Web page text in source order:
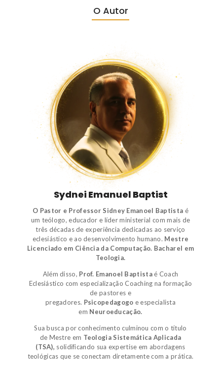
O Autor
Sydnei Emanuel Baptist
O Pastor e Professor Sidney Emanoel Baptista é
um teólogo, educador e líder ministerial com mais de
três décadas de experiência dedicadas ao serviço
eclesiástico e ao desenvolvimento humano. Mestre
Licenciado em Ciência da Computação. Bacharel em
Teologia.
Além disso, Prof. Emanoel Baptistaé Coach
Eclesiástico com especialização Coaching na formação
de pastores e
pregadores. Psicopedagogo e especialista
em Neuroeducação.
Sua busca por conhecimento culminou com o título
de Mestre em Teologia Sistemática Aplicada
(TSA), solidificando sua expertise em abordagens
teológicas que se conectam diretamente com a prática.